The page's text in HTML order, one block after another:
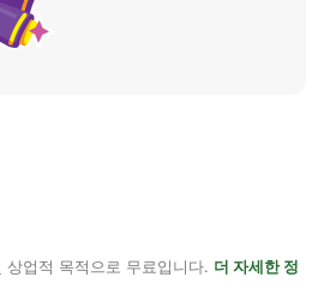
업적 목적으로 무료입니다. 더 자세한 정